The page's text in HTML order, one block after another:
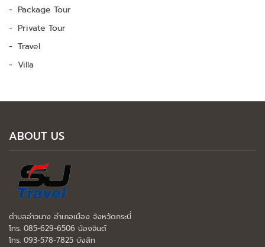
Package Tour
Private Tour
Travel
Villa
ABOUT US
ตำบลอ่าวนาง อำเภอเมือง จังหวัดกระบี่
โทร. 085-629-6506 น้องจินต์
โทร. 093-578-7825 บังสิท